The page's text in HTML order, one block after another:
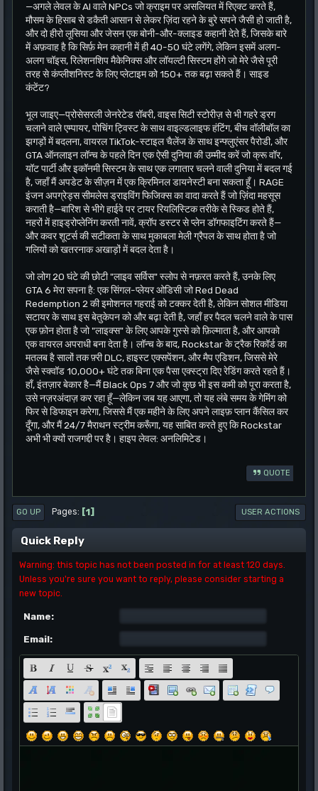
—अगले लेवल के AI वाले NPCs जो क्राइम पर असलियत में रिएक्ट करते हैं,
मौसम के हिसाब से डकैती आसान से लेकर ज़िंदा रहने के बुरे सपने जैसी हो जाती है,
और दो हीरो लूसिया और जेसन एक बोनी-और-क्लाइड कहानी देते हैं, जिसके बारे
में अफ़वाह है कि सिर्फ़ मेन कहानी में ही 40-50 घंटे लगेंगे, लेकिन इसमें अलग-
अलग चॉइस, रिलेशनशिप मैकेनिक्स और लॉयल्टी सिस्टम होंगे जो मेरे जैसे पूरी
तरह से कंप्लीशनिस्ट के लिए प्लेटाइम को 150+ तक बढ़ा सकते हैं। साइड
कंटेंट?
भूल जाइए—प्रोसेसरली जेनरेटेड रॉबरी, वाइस सिटी स्टोरीज़ से भी गहरे ड्रग
चलाने वाले एम्पायर, पोचिंग ट्विस्ट के साथ वाइल्डलाइफ हंटिंग, बीच वॉलीबॉल का
झगड़ों में बदलना, वायरल TikTok-स्टाइल चैलेंज के साथ इन्फ्लुएंसर पैरोडी, और
GTA ऑनलाइन लॉन्च के पहले दिन एक ऐसी दुनिया की उम्मीद करें जो क्रू वॉर,
यॉट पार्टी और इकॉनमी सिस्टम के साथ एक लगातार चलने वाली दुनिया में बदल गई
है, जहाँ मैं अपडेट के सीज़न में एक क्रिमिनल डायनेस्टी बना सकता हूँ। RAGE
इंजन अपग्रेड्स सीमलेस ड्राइविंग फिजिक्स का वादा करते हैं जो ज़िंदा महसूस
कराती है—बारिश से भीगे हाईवे पर टायर रियलिस्टिक तरीके से स्किड होते हैं,
नहरों में हाइड्रोप्लेनिंग करती नावें, क्रॉप डस्टर से प्लेन डॉगफाइटिंग करते हैं—
और कवर शूटर्स की सटीकता के साथ मुकाबला मेली ग्रैपल के साथ होता है जो
गलियों को खतरनाक अखाड़ों में बदल देता है।
जो लोग 20 घंटे की छोटी "लाइव सर्विस" स्लोप से नफ़रत करते हैं, उनके लिए
GTA 6 मेरा सपना है: एक सिंगल-प्लेयर ओडिसी जो Red Dead
Redemption 2 की इमोशनल गहराई को टक्कर देती है, लेकिन सोशल मीडिया
सटायर के साथ इस बेतुकेपन को और बढ़ा देती है, जहाँ हर पैदल चलने वाले के पास
एक फ़ोन होता है जो "लाइक्स" के लिए आपके गुस्से को फ़िल्माता है, और आपको
एक वायरल अपराधी बना देता है। लॉन्च के बाद, Rockstar के ट्रैक रिकॉर्ड का
मतलब है सालों तक फ़्री DLC, हाइस्ट एक्सपेंशन, और मैप एडिशन, जिससे मेरे
जैसे स्क्वॉड 10,000+ घंटे तक बिना एक पैसा एक्स्ट्रा दिए रेडिंग करते रहते हैं।
हाँ, इंतज़ार बेकार है—मैं Black Ops 7 और जो कुछ भी इस कमी को पूरा करता है,
उसे नज़रअंदाज़ कर रहा हूँ—लेकिन जब यह आएगा, तो यह लंबे समय के गेमिंग को
फिर से डिफाइन करेगा, जिससे मैं एक महीने के लिए अपने लाइफ़ प्लान कैंसिल कर
दूँगा, और मैं 24/7 मैराथन स्ट्रीम करूँगा, यह साबित करते हुए कि Rockstar
अभी भी क्यों राजगद्दी पर है। हाइप लेवल: अनलिमिटेड।
QUOTE
GO UP Pages 1 USER ACTIONS
Quick Reply
Warning: this topic has not been posted in for at least 120 days.
Unless you're sure you want to reply, please consider starting a
new topic.
Name:
Email: